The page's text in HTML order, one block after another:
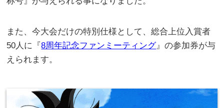
また、今大会だけの特別仕様として、総合上位入賞者
50人に『8周年記念ファンミーティング』の参加券が与
えられます。